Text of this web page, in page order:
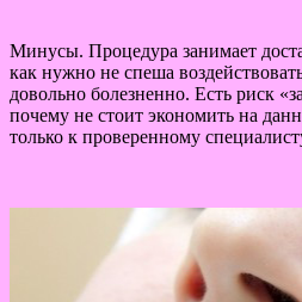
Минусы. Процедура занимает
как нужно не спеша
довольно болезненно. Есть риск
почему не стоит экономить на
только к проверенному